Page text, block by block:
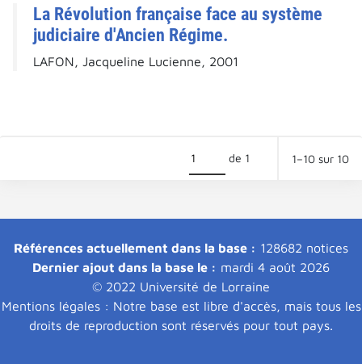
La Révolution française face au système
judiciaire d'Ancien Régime.
LAFON, Jacqueline Lucienne, 2001
de 1 1–10 sur 10
Références actuellement dans la base : 128682 notices
Dernier ajout dans la base le : mardi 4 août 2026
© 2022 Université de Lorraine
Mentions légales : Notre base est libre d'accès, mais tous les
droits de reproduction sont réservés pour tout pays.